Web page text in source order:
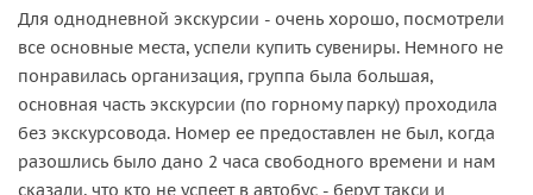
Для однодневной экскурсии - очень хорошо, посмотрели
все основные места, успели купить сувениры. Немного не
понравилась организация, группа была большая,
основная часть экскурсии (по горному парку) проходила
без экскурсовода. Номер ее предоставлен не был, когда
разошлись было дано 2 часа свободного времени и нам
сказали, что кто не успеет в автобус - берут такси и